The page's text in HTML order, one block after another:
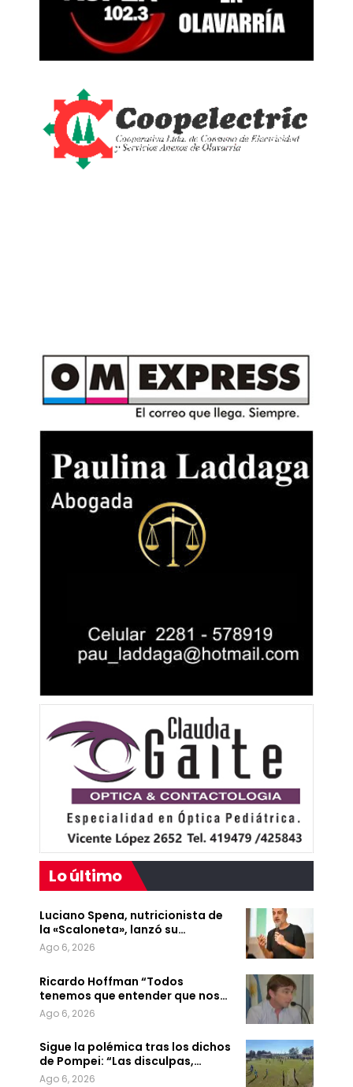
Lo último
Luciano Spena, nutricionista de
la «Scaloneta», lanzó su…
Ago 6, 2026
Ricardo Hoffman “Todos
tenemos que entender que nos…
Ago 6, 2026
Sigue la polémica tras los dichos
de Pompei: “Las disculpas,…
Ago 6, 2026